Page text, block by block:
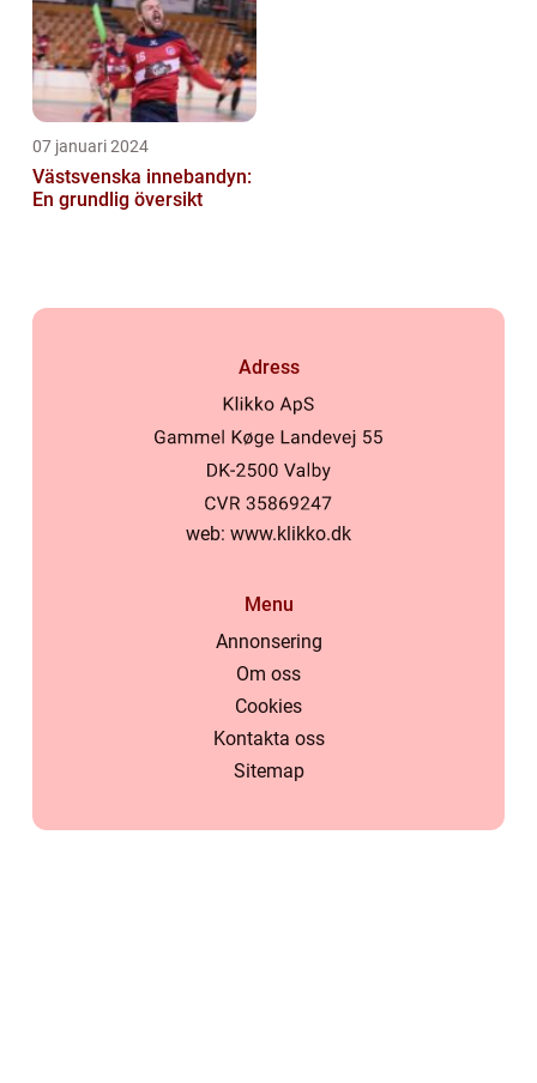
07 januari 2024
Västsvenska innebandyn:
En grundlig översikt
Adress
web: www.klikko.dk
Menu
Annonsering
Om oss
Cookies
Kontakta oss
Sitemap